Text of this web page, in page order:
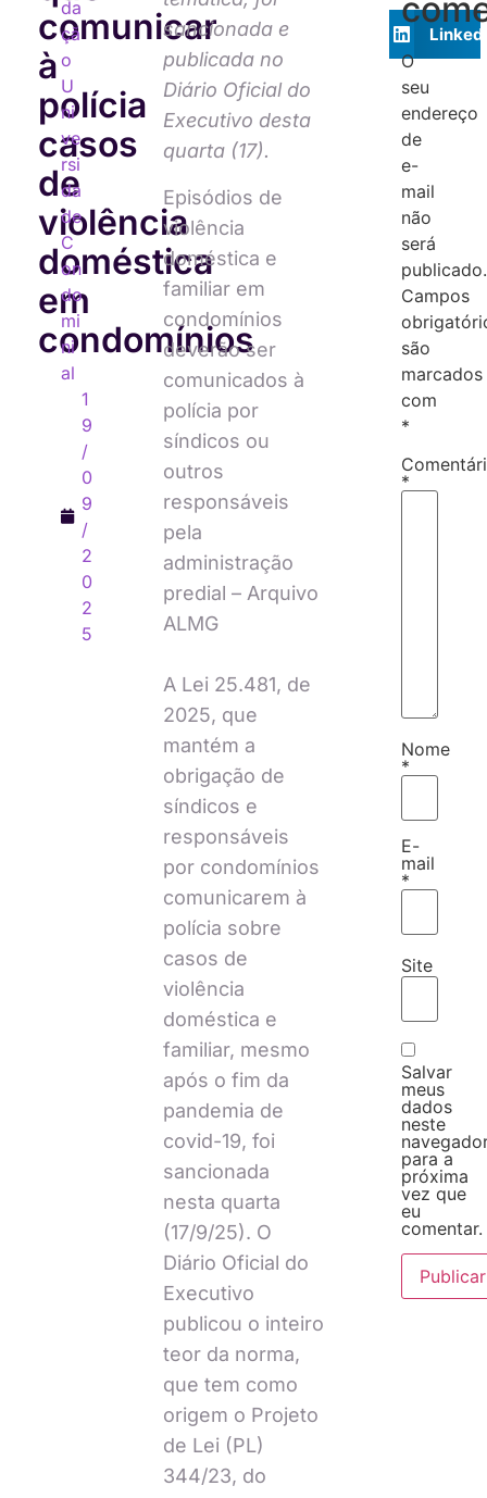
comunicar
à
polícia
casos
de
violência
doméstica
em
condomínios
da
çã
o
U
ni
ve
rsi
da
de
C
on
do
mi
ni
al
1
9
/
0
9
/
2
0
2
5
sancionada e
publicada no
Diário Oficial do
Executivo desta
quarta (17).
Episódios de
violência
doméstica e
familiar em
condomínios
deverão ser
comunicados à
polícia por
síndicos ou
outros
responsáveis
pela
administração
predial – Arquivo
ALMG
A Lei 25.481, de
2025, que
mantém a
obrigação de
síndicos e
responsáveis
por condomínios
comunicarem à
polícia sobre
casos de
violência
doméstica e
familiar, mesmo
após o fim da
pandemia de
covid-19, foi
sancionada
nesta quarta
(17/9/25). O
Diário Oficial do
Executivo
publicou o inteiro
teor da norma,
que tem como
origem o Projeto
de Lei (PL)
344/23, do
O
seu
endereço
de
e-
mail
não
será
publicado.
Campos
são
marcados
com
*
*
Nome
*
E-
mail
*
Site
Salvar
meus
dados
neste
para a
próxima
vez que
eu
comentar.